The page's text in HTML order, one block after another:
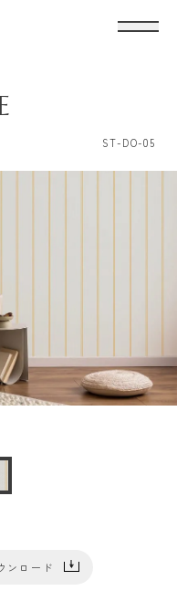
ST-DO-05
ンロード